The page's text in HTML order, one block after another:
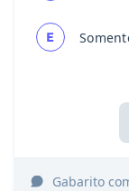
E
Gabarito